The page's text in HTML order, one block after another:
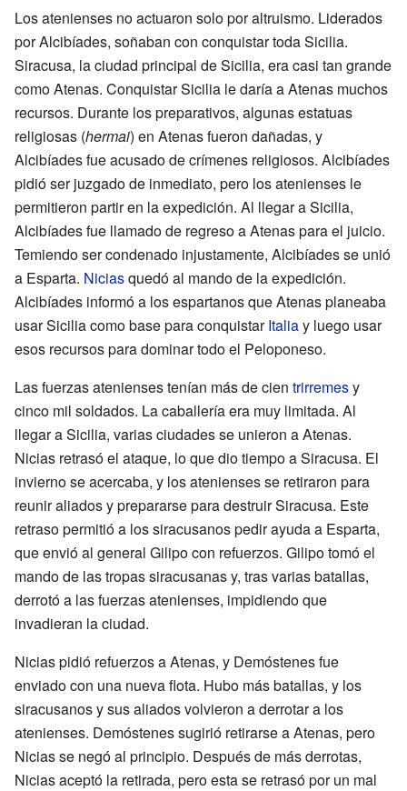
Los atenienses no actuaron solo por altruismo. Liderados
por Alcibíades, soñaban con conquistar toda Sicilia.
Siracusa, la ciudad principal de Sicilia, era casi tan grande
como Atenas. Conquistar Sicilia le daría a Atenas muchos
recursos. Durante los preparativos, algunas estatuas
religiosas (hermai) en Atenas fueron dañadas, y
Alcibíades fue acusado de crímenes religiosos. Alcibíades
pidió ser juzgado de inmediato, pero los atenienses le
permitieron partir en la expedición. Al llegar a Sicilia,
Alcibíades fue llamado de regreso a Atenas para el juicio.
Temiendo ser condenado injustamente, Alcibíades se unió
a Esparta. Niciasquedó al mando de la expedición.
Alcibíades informó a los espartanos que Atenas planeaba
usar Sicilia como base para conquistarItaliay luego usar
esos recursos para dominar todo el Peloponeso.
Las fuerzas atenienses tenían más de cien trirremesy
cinco mil soldados. La caballería era muy limitada. Al
llegar a Sicilia, varias ciudades se unieron a Atenas.
Nicias retrasó el ataque, lo que dio tiempo a Siracusa. El
invierno se acercaba, y los atenienses se retiraron para
reunir aliados y prepararse para destruir Siracusa. Este
retraso permitió a los siracusanos pedir ayuda a Esparta,
que envió al general Gilipo con refuerzos. Gilipo tomó el
mando de las tropas siracusanas y, tras varias batallas,
derrotó a las fuerzas atenienses, impidiendo que
invadieran la ciudad.
Nicias pidió refuerzos a Atenas, y Demóstenes fue
enviado con una nueva flota. Hubo más batallas, y los
siracusanos y sus aliados volvieron a derrotar a los
atenienses. Demóstenes sugirió retirarse a Atenas, pero
Nicias se negó al principio. Después de más derrotas,
Nicias aceptó la retirada, pero esta se retrasó por un mal